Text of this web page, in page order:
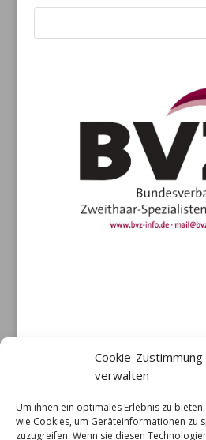
Cookie-Zustimmung
verwalten
Um ihnen ein optimales Erlebnis zu
wie Cookies, um Geräteinformationen zu
zuzugreifen. Wenn sie diesen